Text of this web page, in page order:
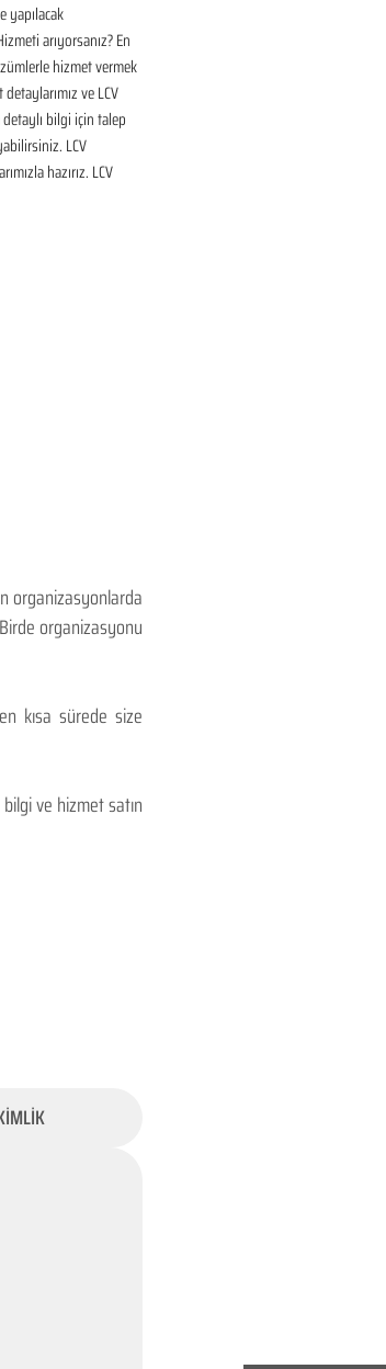
yapılacak
arıyorsanız? En
hizmet vermek
ve LCV
bilgi için talep
LCV
hazırız. LCV
organizasyonlarda
organizasyonu
kısa sürede size
ve hizmet satın